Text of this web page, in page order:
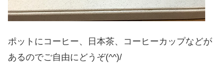
ポットにコーヒー、日本茶、コーヒーカップなどが
あるのでご自由にどうぞ(^^)/